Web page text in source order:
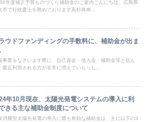
6年度補正予算ものづくり補助金のご案内こんにちは。広島県
市で行政書士を務めております高杉将寿...
ウドファンディングの手数料に、補助金が出ま
事業をなさいます際に、自己資金・借入金・補助金等と並ん
最近利用される方が非常に増えていらっし...
年10月現在、太陽光発電システムの導入に利
きる主な補助金制度について
消費型太陽光発電の導入に最も有効な補助金は、主に以下の3